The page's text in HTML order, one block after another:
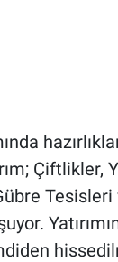
Çiftlikler,
Tesisleri